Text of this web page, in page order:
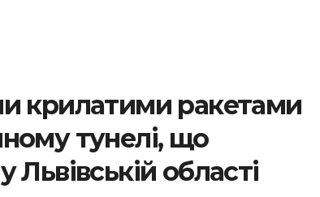
крилатими ракетами
тунелі, що
області